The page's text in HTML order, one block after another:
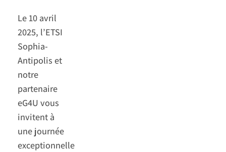
Le 10 avril
2025, l’ETSI
Sophia-
Antipolis et
notre
partenaire
eG4U vous
invitent à
une journée
exceptionnelle